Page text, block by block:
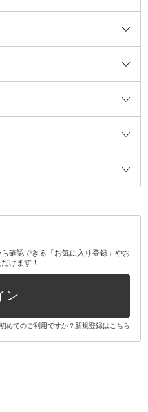
確認できる「お気に入り登録」やお
けます！
ン
初めてのご利用ですか？新規登録はこちら